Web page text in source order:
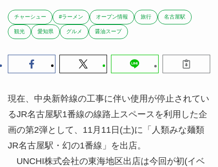
チャーシュー #ラーメン オープン情報 旅行 名古屋駅
観光 愛知県 グルメ 醤油スープ
現在、中央新幹線の工事に伴い使用が停止されてい
るJR名古屋駅1番線の線路上スペースを利用した企
画の第2弾として、11月11日(土)に「人類みな麺類
JR名古屋駅・幻の1番線」を出店。
UNCHI株式会社の東海地区出店は今回が初(イベ